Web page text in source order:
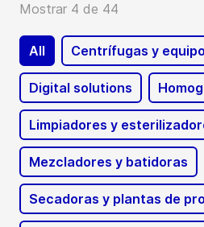
Mostrar 4 de 44
All Centrífugas y
Digital solutions
Limpiadores y
Mezcladores y batidoras
Secadoras y plantas de